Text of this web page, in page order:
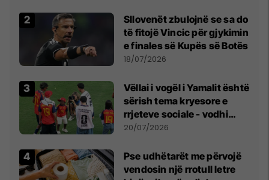
Sllovenët zbulojnë se sa do
të fitojë Vincic për gjykimin
e finales së Kupës së Botës
18/07/2026
Vëllai i vogël i Yamalit është
sërish tema kryesore e
rrjeteve sociale - vodhi
vëmendjen pas finales së
20/07/2026
Pse udhëtarët me përvojë
vendosin një rrotull letre